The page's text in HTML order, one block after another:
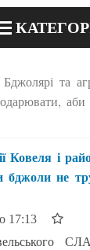
БЛОГИ
Бджолярі та
Ковеля і
бджоли не
17:13